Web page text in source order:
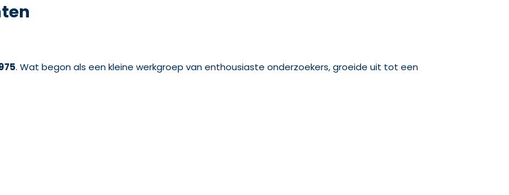
. Wat begon als een kleine werkgroep van enthousiaste onderzoekers, groeide uit tot een